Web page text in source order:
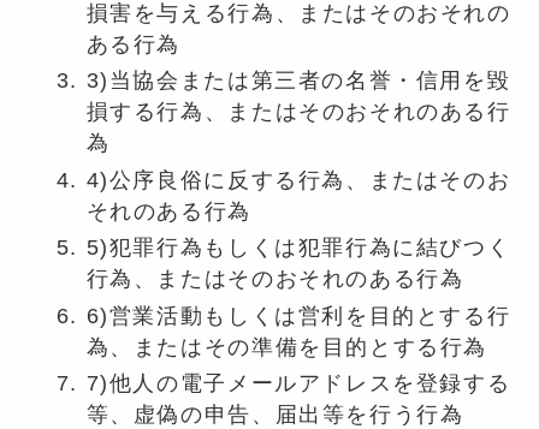
損害を与える行為、またはそのおそれの
ある行為
3)当協会または第三者の名誉・信用を毀
損する行為、またはそのおそれのある行
為
4)公序良俗に反する行為、またはそのお
それのある行為
5)犯罪行為もしくは犯罪行為に結びつく
行為、またはそのおそれのある行為
6)営業活動もしくは営利を目的とする行
為、またはその準備を目的とする行為
7)他人の電子メールアドレスを登録する
等、虚偽の申告、届出等を行う行為